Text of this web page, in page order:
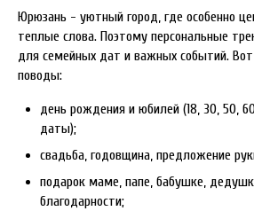
Юрюзань - уютный город, где особенно
теплые слова. Поэтому персональные
для семейных дат и важных событий.
поводы:
день рождения и юбилей (18, 30, 50,
даты);
свадьба, годовщина, предложение
подарок маме, папе, бабушке,
благодарности;